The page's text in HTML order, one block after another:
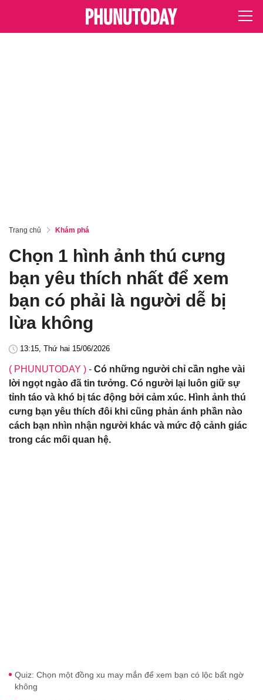
Trang chủ Khám phá
Chọn 1 hình ảnh thú cưng
bạn yêu thích nhất để xem
bạn có phải là người dễ bị
lừa không
13:15, Thứ hai 15/06/2026
( PHUNUTODAY ) - Có những người chỉ cần nghe vài
lời ngọt ngào đã tin tưởng. Có người lại luôn giữ sự
tỉnh táo và khó bị tác động bởi cảm xúc. Hình ảnh thú
cưng bạn yêu thích đôi khi cũng phản ánh phần nào
cách bạn nhìn nhận người khác và mức độ cảnh giác
trong các mối quan hệ.
Quiz: Chọn một đồng xu may mắn để xem bạn có lộc bất ngờ
không